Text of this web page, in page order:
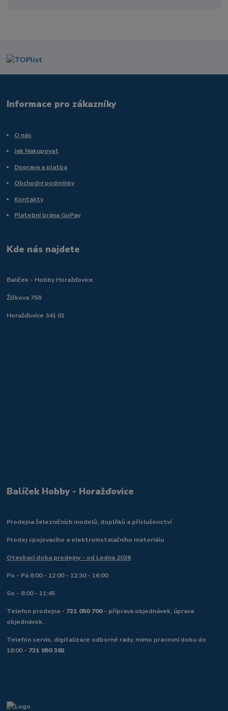
Informace pro zákazníky
O nás
Jak Nakupovat
Doprava a platba
Obchodní podmínky
Kontakty
Platební brána GoPay
Kde nás najdete
Balíček - Hobby Horažďovice
Žižkova 758
Horažďovice 341 01
Balíček Hobby - Horažďovice
Prodejna železničních modelů, doplňků a příslušenství
Prodej spojovacího a elektroinstalačního materiálu
Otevírací doba prodejny - od Ledna 2026
Po - Pá 8:00 - 12:00 - 12:30 - 16:00
So - 8:00 - 11:45
Telefon prodejna - 721 050 700- příprava objednávek, úprava
objednávek.
Telefon servis, digitalizace odborné rady, mimo pracovní dobu do
18:00 - 721 050 382